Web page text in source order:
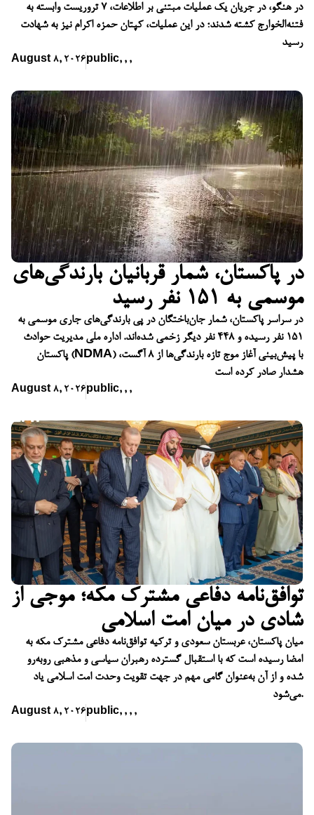
در هنگو، در جریان یک عملیات مبتنی بر اطلاعات، ۷ تروریست وابسته به
فتنه‌الخوارج کشته شدند؛ در این عملیات، کپتان حمزه اکرام نیز به شهادت
رسید
August 8, 2026 public, , ,
در پاکستان، شمار قربانیان بارندگی‌های
موسمی به ۱۵۱ نفر رسید
در سراسر پاکستان، شمار جان‌باختگان در پی بارندگی‌های جاری موسمی به
۱۵۱ نفر رسیده و ۴۴۸ نفر دیگر زخمی شده‌اند. اداره ملی مدیریت حوادث
پاکستان (NDMA) با پیش‌بینی آغاز موج تازه بارندگی‌ها از ۸ آگست،
هشدار صادر کرده است
August 8, 2026 public, , ,
توافق‌نامه دفاعی مشترک مکه؛ موجی از
شادی در میان امت اسلامی
میان پاکستان، عربستان سعودی و ترکیه توافق‌نامه دفاعی مشترک مکه به
امضا رسیده است که با استقبال گسترده رهبران سیاسی و مذهبی روبه‌رو
شده و از آن به‌عنوان گامی مهم در جهت تقویت وحدت امت اسلامی یاد
می‌شود.
August 8, 2026 public, , , ,